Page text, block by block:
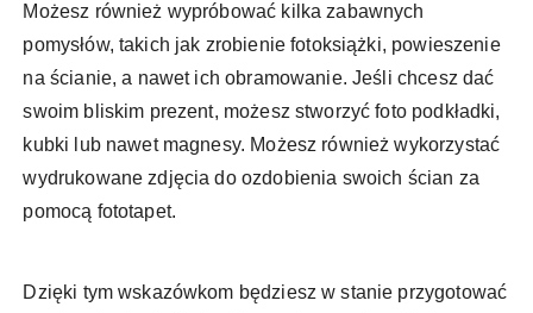
Możesz również wypróbować kilka zabawnych
pomysłów, takich jak zrobienie fotoksiążki, powieszenie
na ścianie, a nawet ich obramowanie. Jeśli chcesz dać
swoim bliskim prezent, możesz stworzyć foto podkładki,
kubki lub nawet magnesy. Możesz również wykorzystać
wydrukowane zdjęcia do ozdobienia swoich ścian za
pomocą fototapet.
Dzięki tym wskazówkom będziesz w stanie przygotować